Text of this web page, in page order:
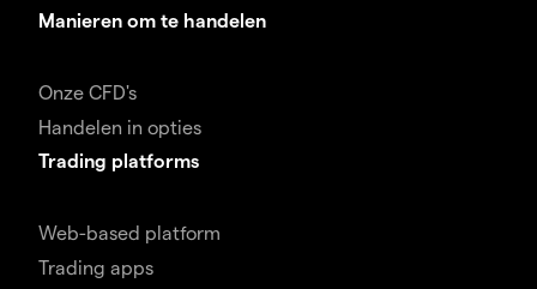
Manieren om te handelen
Onze CFD's
Handelen in opties
Trading platforms
Web-based platform
Trading apps